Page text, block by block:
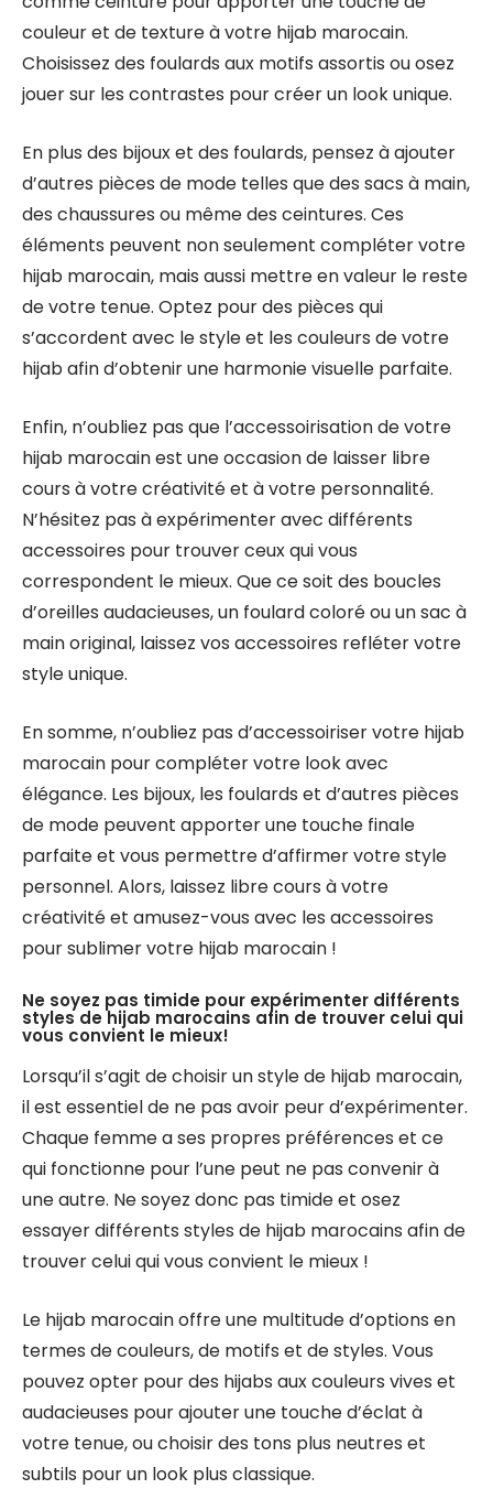
couleur et de texture à votre hijab marocain.
Choisissez des foulards aux motifs assortis ou osez
jouer sur les contrastes pour créer un look unique.
En plus des bijoux et des foulards, pensez à ajouter
d’autres pièces de mode telles que des sacs à main,
des chaussures ou même des ceintures. Ces
éléments peuvent non seulement compléter votre
hijab marocain, mais aussi mettre en valeur le reste
de votre tenue. Optez pour des pièces qui
s’accordent avec le style et les couleurs de votre
hijab afin d’obtenir une harmonie visuelle parfaite.
Enfin, n’oubliez pas que l’accessoirisation de votre
hijab marocain est une occasion de laisser libre
cours à votre créativité et à votre personnalité.
N’hésitez pas à expérimenter avec différents
accessoires pour trouver ceux qui vous
correspondent le mieux. Que ce soit des boucles
d’oreilles audacieuses, un foulard coloré ou un sac à
main original, laissez vos accessoires refléter votre
style unique.
En somme, n’oubliez pas d’accessoiriser votre hijab
marocain pour compléter votre look avec
élégance. Les bijoux, les foulards et d’autres pièces
de mode peuvent apporter une touche finale
parfaite et vous permettre d’affirmer votre style
personnel. Alors, laissez libre cours à votre
créativité et amusez-vous avec les accessoires
pour sublimer votre hijab marocain !
Ne soyez pas timide pour expérimenter différents
styles de hijab marocains afin de trouver celui qui
vous convient le mieux!
Lorsqu’il s’agit de choisir un style de hijab marocain,
il est essentiel de ne pas avoir peur d’expérimenter.
Chaque femme a ses propres préférences et ce
qui fonctionne pour l’une peut ne pas convenir à
une autre. Ne soyez donc pas timide et osez
essayer différents styles de hijab marocains afin de
trouver celui qui vous convient le mieux !
Le hijab marocain offre une multitude d’options en
termes de couleurs, de motifs et de styles. Vous
pouvez opter pour des hijabs aux couleurs vives et
audacieuses pour ajouter une touche d’éclat à
votre tenue, ou choisir des tons plus neutres et
subtils pour un look plus classique.